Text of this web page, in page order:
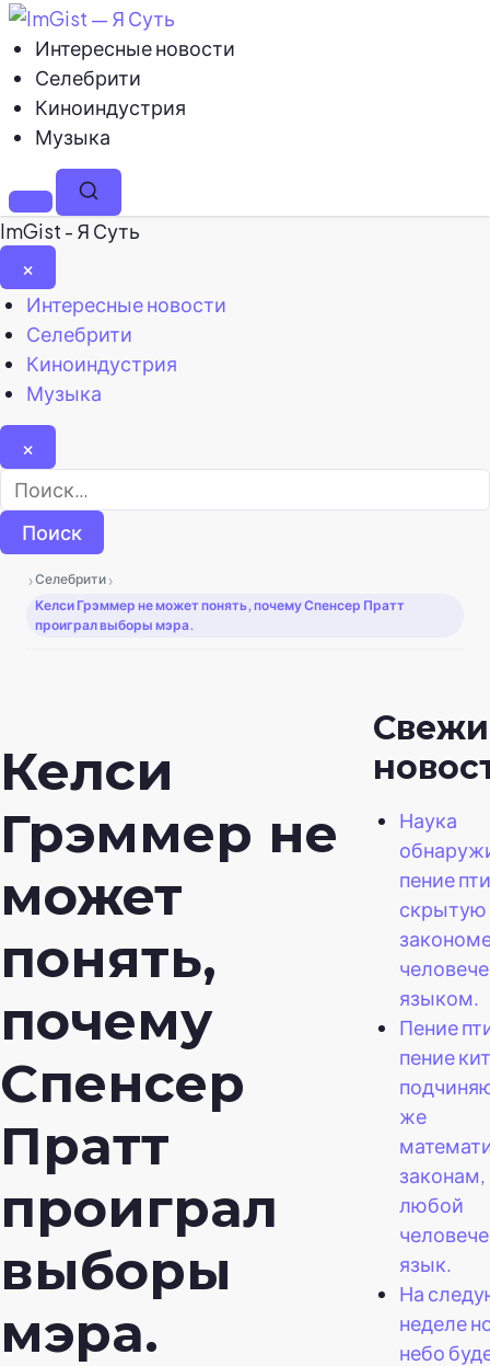
Интересные новости
Селебрити
Киноиндустрия
Музыка
МенюПоиск
ImGist - Я Суть
×
Закрыть
меню
Интересные новости
Селебрити
Киноиндустрия
Музыка
×
Найти:
›Селебрити ›
Келси Грэммер не может понять, почему Спенсер Пратт
проиграл выборы мэра.
Келси
Грэммер не
может
понять,
почему
Спенсер
Пратт
проиграл
выборы
мэра.
Наука
пение
скрытую
языком.
Пение
пение
же
законам,
любой
язык.
На
неделе
небо